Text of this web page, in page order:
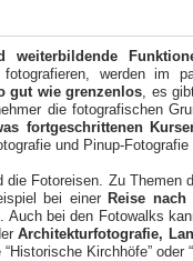
weiterbildende
werden im
gut wie grenzenlos, es
die fotografischen
fortgeschrittenen
und Pinup-Fotografie
die Fotoreisen. Zu Themen
bei einer Reise
Auch bei den Fotowalks
Architekturfotografie,
Kirchhöfe” oder